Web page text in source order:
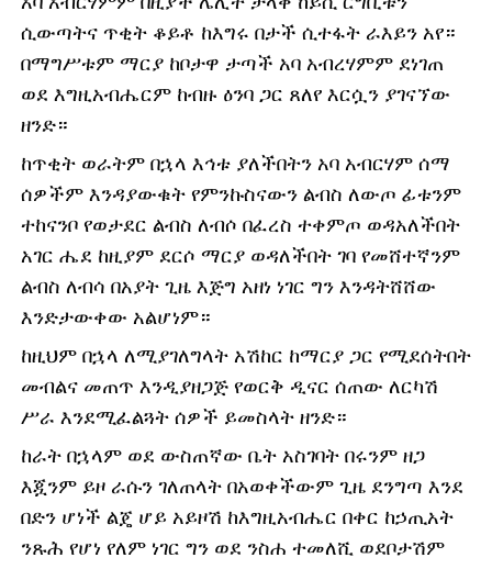
ሲውጣትና ጥቂት ቆይቶ ከእግሩ በታች ሲተፋት ራእይን አየ።
በማግሥቱም ማርያ ከቦታዋ ታጣች አባ አብረሃምም ደነገጠ
ወደ እግዚአብሔርም ከብዙ ዕንባ ጋር ጸለየ እርሷን ያገናኘው
ዘንድ።
ከጥቂት ወራትም በኋላ እኅቱ ያለችበትን አባ አብርሃም ሰማ
ሰዎችም እንዳያውቁት የምንኩስናውን ልብስ ለውጦ ፊቱንም
ተከናንቦ የወታደር ልብስ ለብሶ በፈረስ ተቀምጦ ወዳአለችበት
አገር ሔደ ከዚያም ደርሶ ማርያ ወዳለችበት ገባ የመሸተኛንም
ልብስ ለብሳ በአያት ጊዜ እጅግ አዘነ ነገር ግን እንዳትሸሸው
እንድታውቀው አልሆነም።
ከዚህም በኋላ ለሚያገለግላት አሽከር ከማርያ ጋር የሚደሰትበት
መብልና መጠጥ እንዲያዘጋጅ የወርቅ ዲናር ሰጠው ለርካሽ
ሥራ እንደሚፈልጓት ሰዎች ይመስላት ዘንድ።
ከራት በኋላም ወደ ውስጠኛው ቤት አስገባት በሩንም ዘጋ
እጇንም ይዞ ራሱን ገለጠላት በአወቀችውም ጊዜ ደንግጣ እንደ
በድን ሆነች ልጄ ሆይ አይዞሽ ከእግዚአብሔር በቀር ከኃጢአት
ንጹሕ የሆነ የለም ነገር ግን ወደ ንስሐ ተመለሺ ወደቦታሽም